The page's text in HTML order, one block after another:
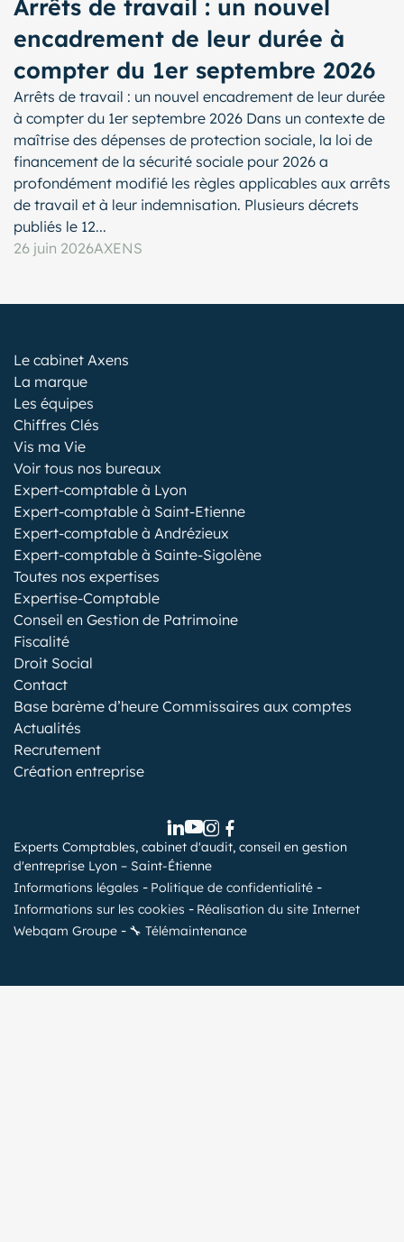
Arrêts de travail : un nouvel
encadrement de leur durée à
compter du 1er septembre 2026
Arrêts de travail : un nouvel encadrement de leur durée
à compter du 1er septembre 2026 Dans un contexte de
maîtrise des dépenses de protection sociale, la loi de
financement de la sécurité sociale pour 2026 a
profondément modifié les règles applicables aux arrêts
de travail et à leur indemnisation. Plusieurs décrets
publiés le 12...
26 juin 2026AXENS
Le cabinet Axens
La marque
Les équipes
Chiffres Clés
Vis ma Vie
Voir tous nos bureaux
Expert-comptable à Lyon
Expert-comptable à Saint-Etienne
Expert-comptable à Andrézieux
Expert-comptable à Sainte-Sigolène
Toutes nos expertises
Expertise-Comptable
Conseil en Gestion de Patrimoine
Fiscalité
Droit Social
Contact
Base barème d’heure Commissaires aux comptes
Actualités
Recrutement
Création entreprise
Experts Comptables, cabinet d'audit, conseil en gestion
d'entreprise Lyon – Saint-Étienne
Informations légales
Politique de confidentialité
Informations sur les cookies
Réalisation du site Internet
Webqam Groupe
🔧 Télémaintenance